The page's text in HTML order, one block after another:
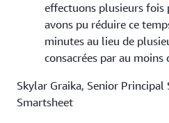
effectuons plusieurs fois
avons pu réduire ce
minutes au lieu de
consacrées par au moins
Skylar Graika, Senior Principal
Smartsheet